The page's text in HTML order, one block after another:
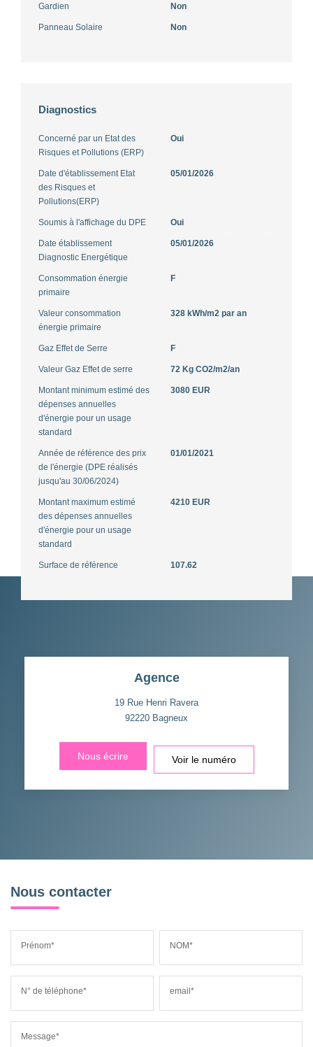
Gardien Non
Panneau Solaire Non
Diagnostics
Concerné par un Etat des
Risques et Pollutions (ERP)
Oui
Date d'établissement Etat
des Risques et
Pollutions(ERP)
05/01/2026
Soumis à l'affichage du DPE Oui
Date établissement
Diagnostic Energétique
05/01/2026
Consommation énergie
primaire
F
Valeur consommation
énergie primaire
328 kWh/m2 par an
Gaz Effet de Serre F
Valeur Gaz Effet de serre 72 Kg CO2/m2/an
Montant minimum estimé des
dépenses annuelles
d'énergie pour un usage
standard
3080 EUR
Année de référence des prix
de l'énergie (DPE réalisés
jusqu'au 30/06/2024)
01/01/2021
Montant maximum estimé
des dépenses annuelles
d'énergie pour un usage
standard
4210 EUR
Surface de référence 107.62
Agence
19 Rue Henri Ravera
92220 Bagneux
Nous écrire Voir le numéro
Nous contacter
Prénom* NOM*
N° de téléphone* email*
Message*